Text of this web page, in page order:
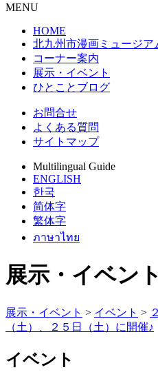
MENU
HOME
北九州市漫画ミュージア
コーナー案内
展示・イベント
ひとことブログ
お問合せ
よくある質問
サイトマップ
Multilingual Guide
ENGLISH
한국
简体字
繁体字
ภาษาไทย
展示・イベント
展示・イベント > イベント >
（土）、２５日（土）に開催♪
イベント